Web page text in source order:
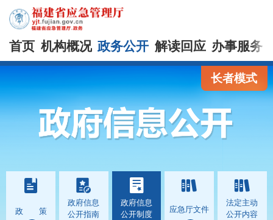
首页 机构概况 政务公开 解读回应 办事服务
长者模式
政 策
政府信息
公开指南
政府信息
公开制度
应急厅文件
法定主动
公开内容